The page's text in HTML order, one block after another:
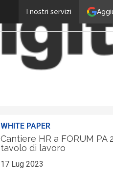
I nostri servizi
WHITE PAPER
Cantiere HR a FORUM PA
tavolo di lavoro
17 Lug 2023